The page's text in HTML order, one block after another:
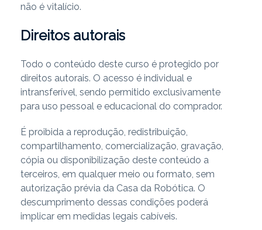
não é vitalício.
Direitos autorais
Todo o conteúdo deste curso é protegido por
direitos autorais. O acesso é individual e
intransferível, sendo permitido exclusivamente
para uso pessoal e educacional do comprador.
É proibida a reprodução, redistribuição,
compartilhamento, comercialização, gravação,
cópia ou disponibilização deste conteúdo a
terceiros, em qualquer meio ou formato, sem
autorização prévia da Casa da Robótica. O
descumprimento dessas condições poderá
implicar em medidas legais cabíveis.